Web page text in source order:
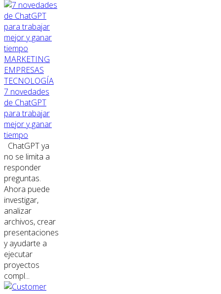
MARKETING
EMPRESAS
TECNOLOGÍA
7 novedades
de ChatGPT
para trabajar
mejor y ganar
tiempo
ChatGPT ya
no se limita a
responder
preguntas.
Ahora puede
investigar,
analizar
archivos, crear
presentaciones
y ayudarte a
ejecutar
proyectos
compl...